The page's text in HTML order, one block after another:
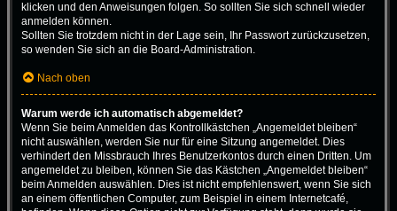
klicken und den Anweisungen folgen. So sollten Sie sich schnell wieder
anmelden können.
Sollten Sie trotzdem nicht in der Lage sein, Ihr Passwort zurückzusetzen,
so wenden Sie sich an die Board-Administration.
Nach oben
Warum werde ich automatisch abgemeldet?
Wenn Sie beim Anmelden das Kontrollkästchen „Angemeldet bleiben“
nicht auswählen, werden Sie nur für eine Sitzung angemeldet. Dies
verhindert den Missbrauch Ihres Benutzerkontos durch einen Dritten. Um
angemeldet zu bleiben, können Sie das Kästchen „Angemeldet bleiben“
beim Anmelden auswählen. Dies ist nicht empfehlenswert, wenn Sie sich
an einem öffentlichen Computer, zum Beispiel in einem Internetcafé,